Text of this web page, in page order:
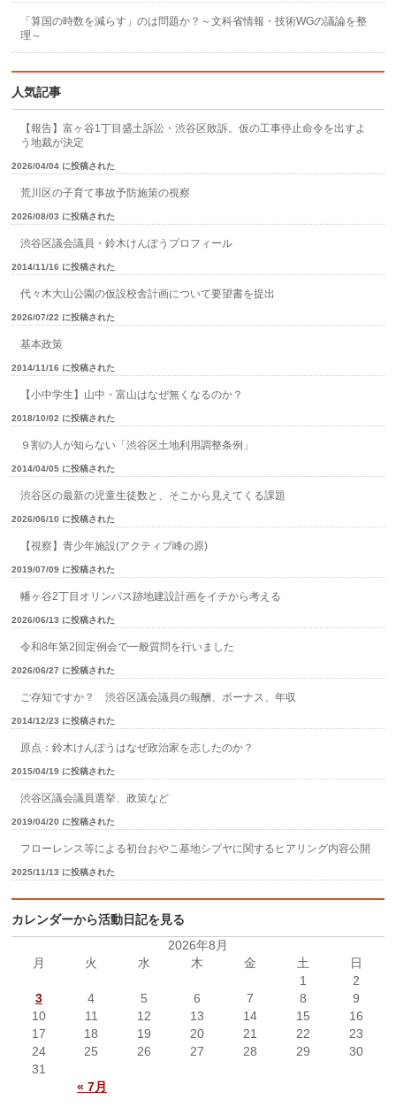
「算国の時数を減らす」のは問題か？～文科省情報・技術WGの議論を整
理～
人気記事
【報告】富ヶ谷1丁目盛土訴訟・渋谷区敗訴。仮の工事停止命令を出すよ
う地裁が決定
2026/04/04 に投稿された
荒川区の子育て事故予防施策の視察
2026/08/03 に投稿された
渋谷区議会議員・鈴木けんぽうプロフィール
2014/11/16 に投稿された
代々木大山公園の仮設校舎計画について要望書を提出
2026/07/22 に投稿された
基本政策
2014/11/16 に投稿された
【小中学生】山中・富山はなぜ無くなるのか？
2018/10/02 に投稿された
９割の人が知らない「渋谷区土地利用調整条例」
2014/04/05 に投稿された
渋谷区の最新の児童生徒数と、そこから見えてくる課題
2026/06/10 に投稿された
【視察】青少年施設(アクティブ峰の原)
2019/07/09 に投稿された
幡ヶ谷2丁目オリンパス跡地建設計画をイチから考える
2026/06/13 に投稿された
令和8年第2回定例会で一般質問を行いました
2026/06/27 に投稿された
ご存知ですか？ 渋谷区議会議員の報酬、ボーナス、年収
2014/12/23 に投稿された
原点：鈴木けんぽうはなぜ政治家を志したのか？
2015/04/19 に投稿された
渋谷区議会議員選挙、政策など
2019/04/20 に投稿された
フローレンス等による初台おやこ基地シブヤに関するヒアリング内容公開
2025/11/13 に投稿された
カレンダーから活動日記を見る
2026年8月
月
火 水 木 金 土 日
« 7月
1
2
3
4 5 6 7 8
9
10
11 12 13 14 15
16
17
18 19 20 21 22
23
24
25 26 27 28 29
30
31